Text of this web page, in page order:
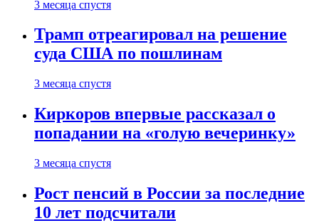
3 месяца спустя
Трамп отреагировал на решение
суда США по пошлинам
3 месяца спустя
Киркоров впервые рассказал о
попадании на «голую вечеринку»
3 месяца спустя
Рост пенсий в России за последние
10 лет подсчитали